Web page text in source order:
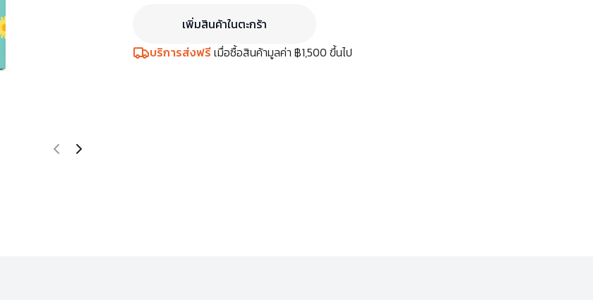
เพิ่มสินค้าในตะกร้า
บริการส่งฟรีเมื่อซื้อสินค้ามูลค่า ฿1,500 ขึ้นไป